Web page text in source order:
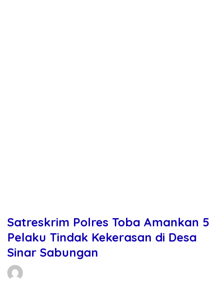
Satreskrim Polres Toba Amankan 5
Pelaku Tindak Kekerasan di Desa
Sinar Sabungan